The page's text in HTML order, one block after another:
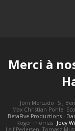
Merci à
Joni Mercado S J
Max Christian Pohle
BetaFive Productions -
Roger Thomas Joey
Leif Pedersen Tomasz